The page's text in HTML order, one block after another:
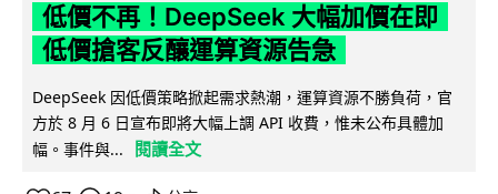
低價不再！DeepSeek 大幅加價在即
低價搶客反釀運算資源告急
DeepSeek 因低價策略掀起需求熱潮，運算資源不勝負荷，官
方於 8 月 6 日宣布即將大幅上調 API 收費，惟未公布具體加
幅。事件與...
閱讀全文